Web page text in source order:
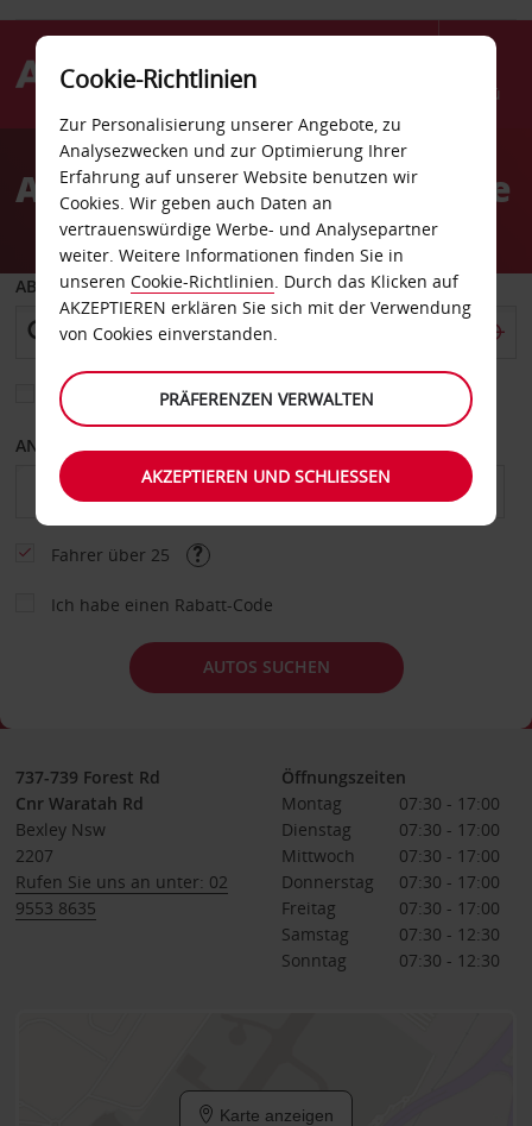
Menü
AvisAutovermietung Hurstville
ABHOLEN VON
Eine andere Rückgabestation auswählen
ANFANGSDATUM
Fahrer über 25
Ich habe einen Rabatt-Code
AUTOS SUCHEN
737-739 Forest Rd
Cnr Waratah Rd
Bexley Nsw
2207
Rufen Sie uns an unter: 02
9553 8635
Öffnungszeiten
Montag
07:30 - 17:00
Dienstag
07:30 - 17:00
Mittwoch
07:30 - 17:00
Donnerstag
07:30 - 17:00
Freitag
07:30 - 17:00
Samstag
07:30 - 12:30
Sonntag
07:30 - 12:30
Karte anzeigen
Cookie-Richtlinien
Zur Personalisierung unserer Angebote, zu
Analysezwecken und zur Optimierung Ihrer
Erfahrung auf unserer Website benutzen wir
Cookies. Wir geben auch Daten an
vertrauenswürdige Werbe- und Analysepartner
weiter. Weitere Informationen finden Sie in
unseren Cookie-Richtlinien. Durch das Klicken auf
AKZEPTIEREN erklären Sie sich mit der Verwendung
von Cookies einverstanden.
PRÄFERENZEN VERWALTEN
AKZEPTIEREN UND SCHLIESSEN